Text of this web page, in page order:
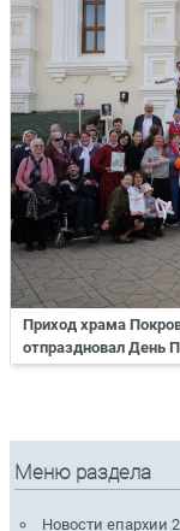
Приход храма
отпраздновал День
Меню раздела
Новости епархии